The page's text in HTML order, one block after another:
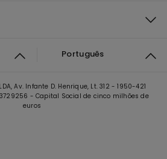
Português
LDA, Av. Infante D. Henrique, Lt. 312 - 1950-421
- Capital Social de cinco milhões de
euros